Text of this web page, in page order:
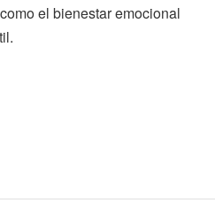
el bienestar emocional